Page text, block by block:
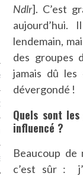
CARAVELLE
PODCAST
Ndlr]. C’est
lendemain,
des groupes
jamais dû les
dévergondé !
Quels sont
influencé ?
Beaucoup de
c’est sûr :